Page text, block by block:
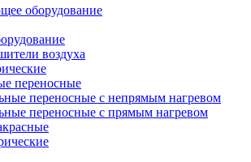
оборудование
воздуха
переносные
переносные с непрямым нагревом
переносные с прямым нагревом